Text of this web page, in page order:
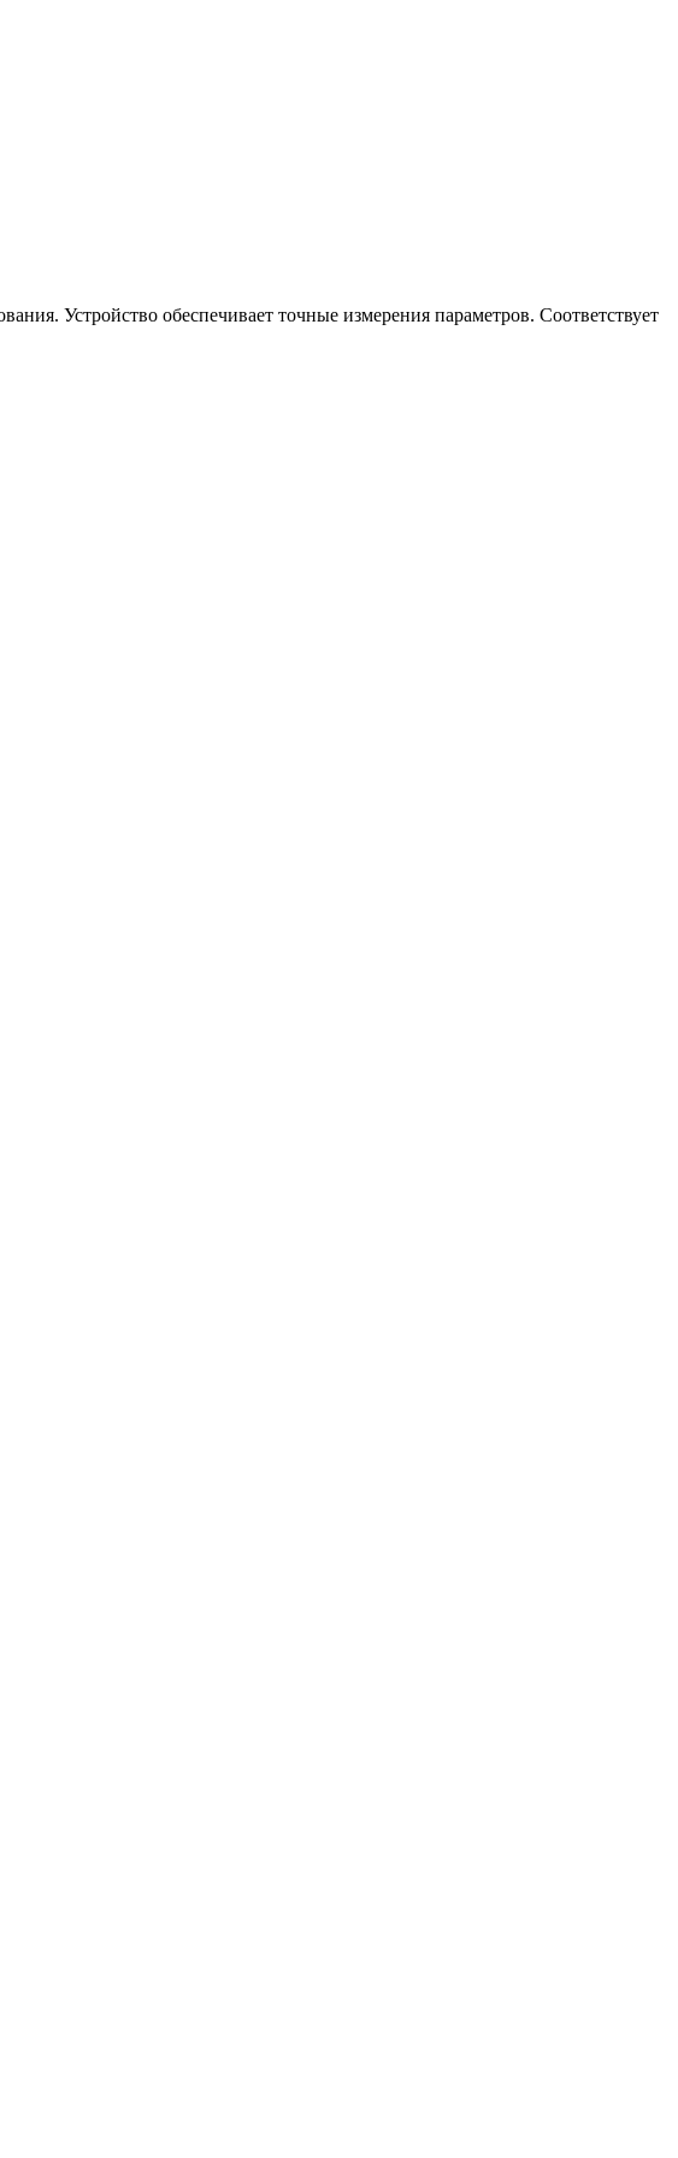
Устройство обеспечивает точные измерения параметров. Соответствует